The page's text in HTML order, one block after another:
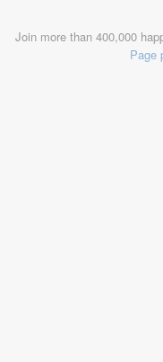
Join more than 400,000
Page